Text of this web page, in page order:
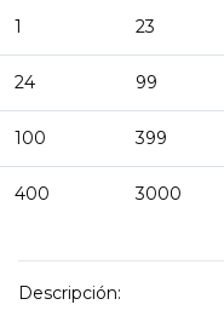
1 23
24 99
100 399
400 3000
Descripción: